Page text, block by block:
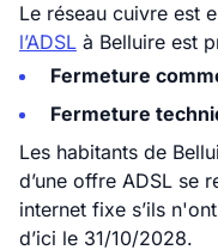
Le réseau cuivre est
l’ADSL à Belluire est
Fermeture
Fermeture
Les habitants de
d’une offre ADSL se
internet fixe s’ils
d’ici le 31/10/2028.